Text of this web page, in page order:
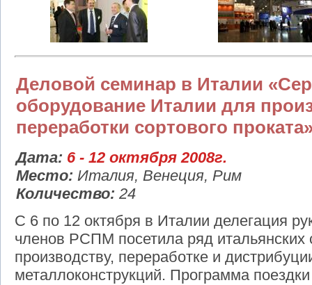
Деловой семинар в Италии
оборудование Италии для
переработки сортового
Дата: 6 - 12 октября 2008г.
Место: Италия, Венеция, Рим
Количество: 24
C 6 по 12 октября в Италии делегация
членов РСПМ посетила ряд итальянских
производству, переработке и
металлоконструкций. Программа